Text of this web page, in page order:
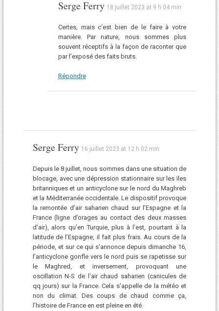
Serge Ferry 18 juillet 2023 at 9 h 04 min
Certes, mais c’est bien de le faire à votre
manière. Par nature, nous sommes plus
souvent réceptifs à la façon de raconter que
par l’exposé des faits bruts.
Répondre
Serge Ferry 16 juillet 2023 at 12 h 02 min
Depuis le 8 juillet, nous sommes dans une situation de
blocage, avec une dépression stationnaire sur les ïles
britanniques et un anticyclone sur le nord du Maghreb
et la Méditerranée occidentale. Le dispositif provoque
la remontée d’air saharien chaud sur l’Espagne et la
France (ligne d’orages au contact des deux masses
d’air), alors qu’en Turquie, plus à l’est, pourtant à la
latitude de l’Espagne, il fait plus frais. Au cours de la
période, et sur ce qui s’annonce depuis dimanche 16,
l’anticyclone gonfle vers le nord puis se rapetisse sur
le Maghred, et inversement, provoquant une
oscillation N-S de l’air chaud saharien (canicules de
qq jours) sur la France. Cela s’appelle de la météo et
non du climat. Des coups de chaud comme ça,
l’histoire de France en est pleine en été.